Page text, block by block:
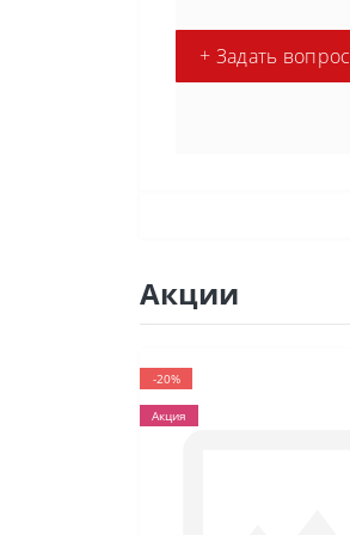
+ Задать вопрос
Акции
-20%
Акция